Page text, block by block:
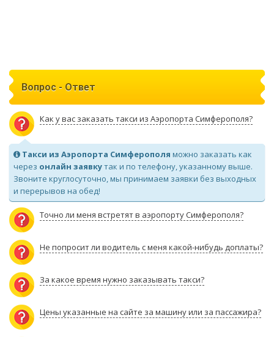
Вопрос - Ответ
Как у вас заказать такси из Аэропорта Симферополя?
Такси из Аэропорта Симферополя можно заказать как
через онлайн заявкутак и по телефону, указанному выше.
Звоните круглосуточно, мы принимаем заявки без выходных
и перерывов на обед!
Точно ли меня встретят в аэропорту Симферополя?
Не попросит ли водитель с меня какой-нибудь доплаты?
За какое время нужно заказывать такси?
Цены указанные на сайте за машину или за пассажира?